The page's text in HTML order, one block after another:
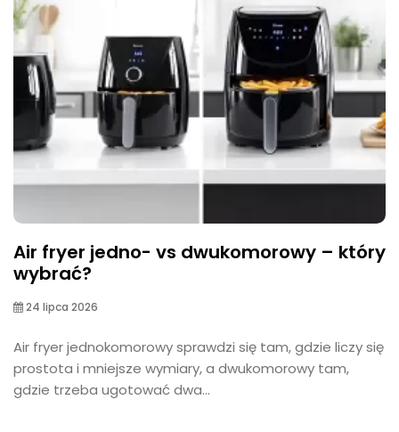
Air fryer jedno- vs dwukomorowy – który
wybrać?
24 lipca 2026
Air fryer jednokomorowy sprawdzi się tam, gdzie liczy się
prostota i mniejsze wymiary, a dwukomorowy tam,
gdzie trzeba ugotować dwa...